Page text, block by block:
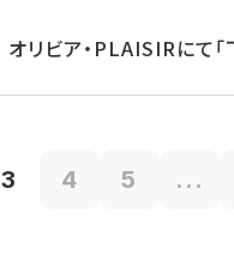
リビア・PLAISIRにて
3 4 5 ...